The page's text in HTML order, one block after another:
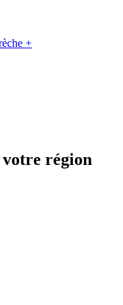
+
région